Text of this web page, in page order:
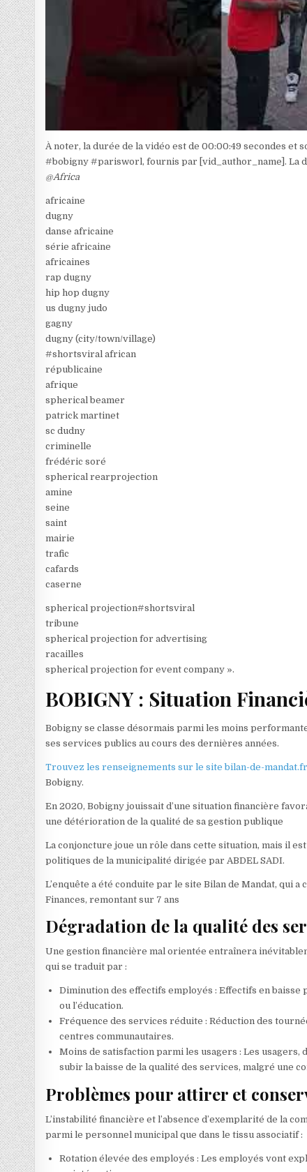
À noter, la durée de la vidéo est de 00:00:49 secondes
#bobigny #parisworl, fournis par [vid_author_name]. La
@Africa
africaine
dugny
danse africaine
série africaine
africaines
rap dugny
hip hop dugny
us dugny judo
gagny
dugny (city/town/village)
#shortsviral african
républicaine
afrique
spherical beamer
patrick martinet
sc dudny
criminelle
frédéric soré
spherical rearprojection
amine
seine
saint
mairie
trafic
cafards
caserne
spherical projection#shortsviral
tribune
spherical projection for advertising
racailles
spherical projection for event company ».
BOBIGNY : Situation
Bobigny se classe désormais parmi les moins
ses services publics au cours des dernières années.
Trouvez les renseignements sur le site bilan-de-mandat.fr
Bobigny.
En 2020, Bobigny jouissait d’une situation financière
une détérioration de la qualité de sa gestion publique
La conjoncture joue un rôle dans cette situation, mais il
politiques de la municipalité dirigée par ABDEL SADI.
L’enquête a été conduite par le site Bilan de Mandat, qui
Finances, remontant sur 7 ans
Dégradation de la qualité des
Une gestion financière mal orientée entraînera
qui se traduit par :
Diminution des effectifs employés : Effectifs en
ou l’éducation.
Fréquence des services réduite : Réduction des
centres communautaires.
Moins de satisfaction parmi les usagers : Les
subir la baisse de la qualité des services, malgré une
Problèmes pour attirer et
L’instabilité financière et l’absence d’exemplarité de la
parmi le personnel municipal que dans le tissu associatif :
Rotation élevée des employés : Les employés vont